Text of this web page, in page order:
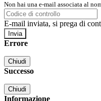
Non hai una e-mail associata al
E-mail inviata, si prega di
Errore
Chiudi
Successo
Chiudi
Informazione